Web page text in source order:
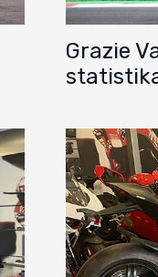
Grazie